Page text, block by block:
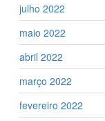
julho 2022
maio 2022
abril 2022
março 2022
fevereiro 2022